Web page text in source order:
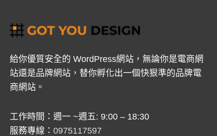
給你優質安全的 WordPress網站，無論你是電商網
站還是品牌網站，替你孵化出一個快狠準的品牌電
商網站。
工作時間：週一 ~週五: 9:00 – 18:30
服務專線： 0975117597